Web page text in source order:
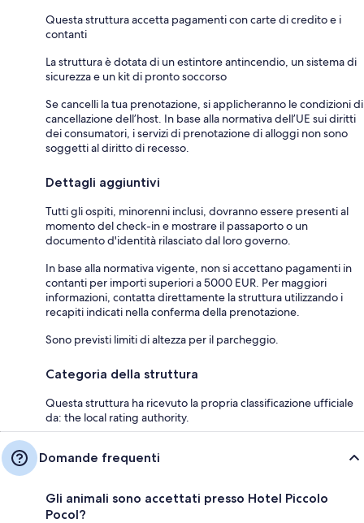
Questa struttura accetta pagamenti con carte di credito e i
contanti
La struttura è dotata di un estintore antincendio, un sistema di
sicurezza e un kit di pronto soccorso
Se cancelli la tua prenotazione, si applicheranno le condizioni di
cancellazione dell’host. In base alla normativa dell’UE sui diritti
dei consumatori, i servizi di prenotazione di alloggi non sono
soggetti al diritto di recesso.
Dettagli aggiuntivi
Tutti gli ospiti, minorenni inclusi, dovranno essere presenti al
momento del check-in e mostrare il passaporto o un
documento d'identità rilasciato dal loro governo.
In base alla normativa vigente, non si accettano pagamenti in
contanti per importi superiori a 5000 EUR. Per maggiori
informazioni, contatta direttamente la struttura utilizzando i
recapiti indicati nella conferma della prenotazione.
Sono previsti limiti di altezza per il parcheggio.
Categoria della struttura
Questa struttura ha ricevuto la propria classificazione ufficiale
da: the local rating authority.
Domande frequenti
Gli animali sono accettati presso Hotel Piccolo
Pocol?